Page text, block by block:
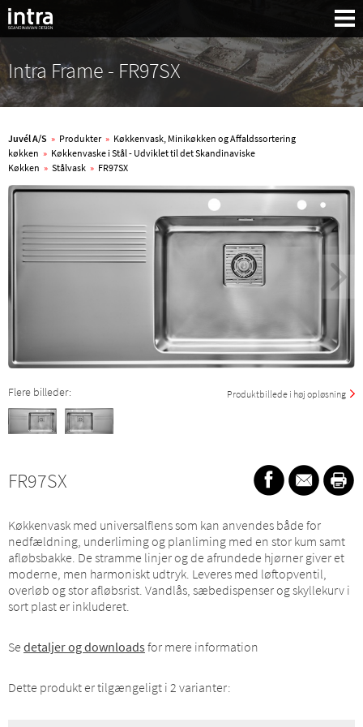
Søg:
Intra Frame - FR97SX
Juvél A/S » Produkter » Køkkenvask, Minikøkken og Affaldssortering
køkken » Køkkenvaske i Stål - Udviklet til det Skandinaviske
Køkken » Stålvask » FR97SX
Produktbillede i høj opløsning
Flere billeder:
FR97SX
Køkkenvask med universalflens som kan anvendes både for
nedfældning, underliming og planliming med en stor kum samt
afløbsbakke. De stramme linjer og de afrundede hjørner giver et
moderne, men harmoniskt udtryk. Leveres med løftopventil,
overløb og stor afløbsrist. Vandlås, sæbedispenser og skyllekurv i
sort plast er inkluderet.
Se detaljer og downloads for mere information
Dette produkt er tilgængeligt i 2 varianter: